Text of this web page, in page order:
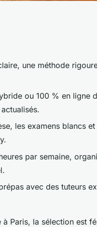
une méthode
ou 100 % en ligne
les examens blancs et
par semaine,
avec des tuteurs
à Paris, la sélection est